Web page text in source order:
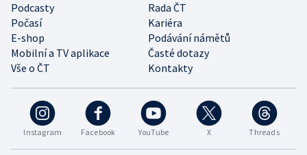
Instagram Facebook YouTube X Threads
Podcasty
Rada ČT
Počasí
Kariéra
E-shop
Podávání námětů
Mobilní a TV aplikace
Časté dotazy
Vše o ČT
Kontakty